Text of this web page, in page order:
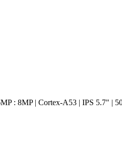
: 8MP | Cortex-A53 | IPS 5.7" |